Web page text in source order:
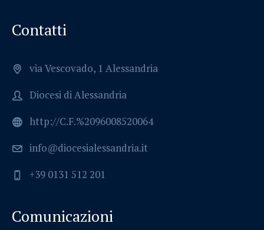
Contatti
via Vescovado, 1 Alessandria
Diocesi di Alessandria
http://C.F.%2096008520064
info@diocesialessandria.it
+39 0131 512 201
Comunicazioni